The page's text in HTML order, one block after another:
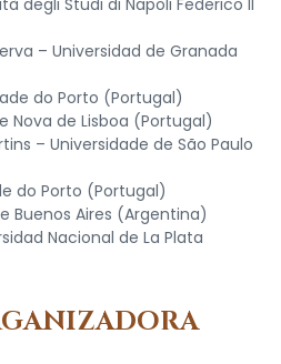
degli Studi di Napoli Federico II
– Universidad de Granada
do Porto (Portugal)
Nova de Lisboa (Portugal)
– Universidade de São Paulo
do Porto (Portugal)
Buenos Aires (Argentina)
Nacional de La Plata